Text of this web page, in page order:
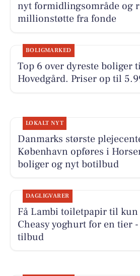
nyt formidlingsområde og
millionstøtte fra fonde
BOLIGMARKED
Top 6 over dyreste boliger
Hovedgård. Priser op til
LOKALT NYT
Danmarks største
København opføres i
boliger og nyt botilbud
DAGLIGVARER
Få Lambi toiletpapir til kun
Cheasy yoghurt for en tier
tilbud